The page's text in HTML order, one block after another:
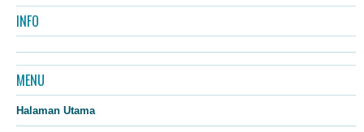
INFO
MENU
Halaman Utama